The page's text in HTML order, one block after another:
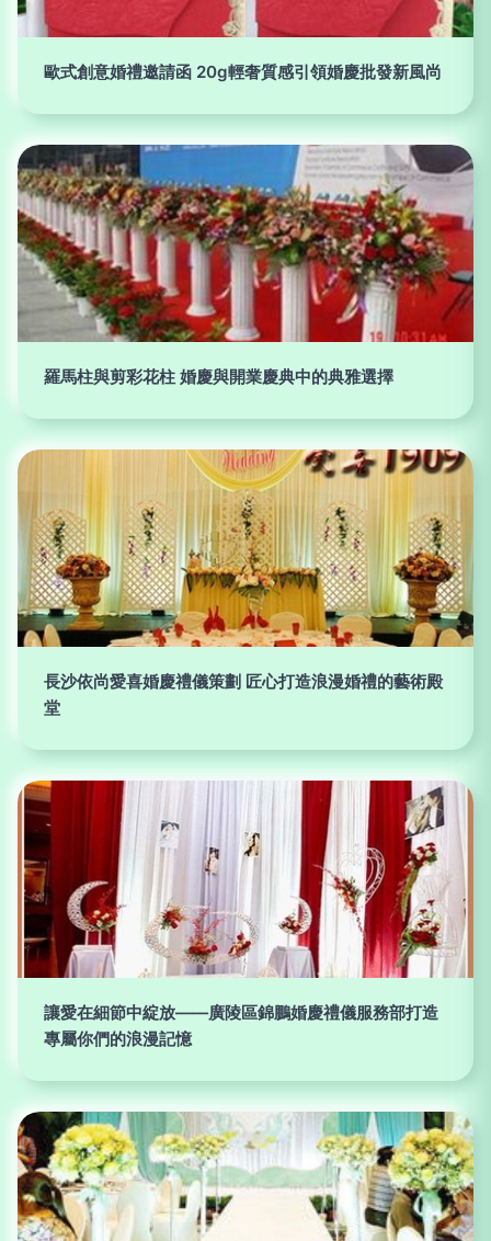
歐式創意婚禮邀請函 20g輕奢質感引領婚慶批發新風尚
羅馬柱與剪彩花柱 婚慶與開業慶典中的典雅選擇
長沙依尚愛喜婚慶禮儀策劃 匠心打造浪漫婚禮的藝術殿
堂
讓愛在細節中綻放——廣陵區錦鵬婚慶禮儀服務部打造
專屬你們的浪漫記憶